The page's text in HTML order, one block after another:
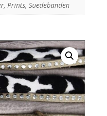
Prints, Suedebanden